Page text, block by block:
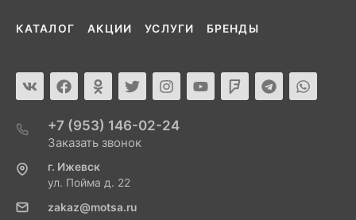
КАТАЛОГ АКЦИИ УСЛУГИ БРЕНДЫ
+7 (953) 146-02-24
Заказать звонок
г. Ижевск
ул. Пойма д. 22
zakaz@motsa.ru